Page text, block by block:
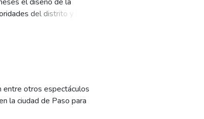
del distrito y la
entre otros espectáculos
la ciudad de Paso para